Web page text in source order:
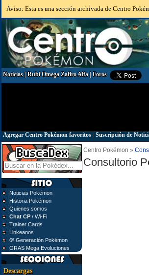
Aviso: Esta es una sección archivada de Centro
Noticias|Rubí Omega Zafiro Alfa|Foros
Agregar Centro Pokémon favoritos Suscripción de
Noticias Pokémon
Historia Pokémon
Quienes somos
Chat CP / Wi-Fi
Trainer Cards
Linkeanos
6ª Generación Pokémon
ORAS Mega Evoluciones
Descargas
Centro Pokémon »
Consultorio